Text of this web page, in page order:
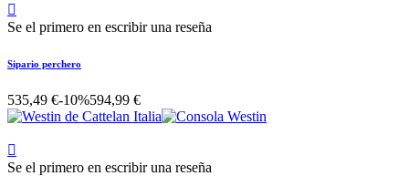

Se el primero en escribir una reseña
Sipario perchero
535,49 €-10%594,99 €

Se el primero en escribir una reseña